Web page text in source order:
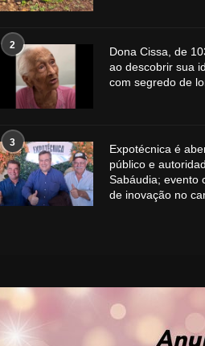
2
Dona Cissa, de
ao descobrir sua
com segredo de
3
Expotécnica é
público e
Sabáudia; evento
de inovação no